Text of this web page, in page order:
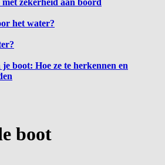
het water?
boot: Hoe ze te herkennen en
boot